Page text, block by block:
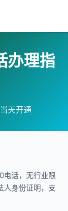
办理指
天开通
电话，无行业限
人身份证明，支